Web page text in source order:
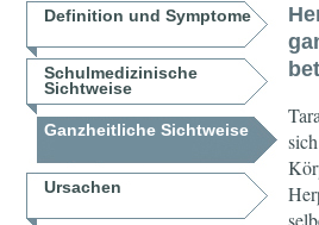
Definition und Symptome
Schulmedizinische
Sichtweise
Ganzheitliche Sichtweise
Ursachen